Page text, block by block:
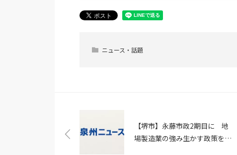
ニュース・話題
【堺市】永藤市政2期目に 地
場製造業の強み生かす政策を